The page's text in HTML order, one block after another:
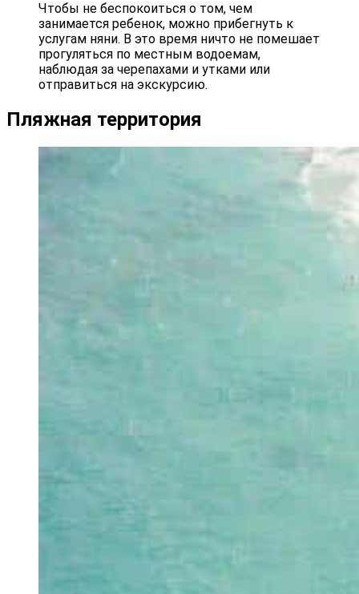
Чтобы не беспокоиться о том, чем
занимается ребенок, можно прибегнуть к
услугам няни. В это время ничто не помешает
прогуляться по местным водоемам,
наблюдая за черепахами и утками или
отправиться на экскурсию.
Пляжная территория